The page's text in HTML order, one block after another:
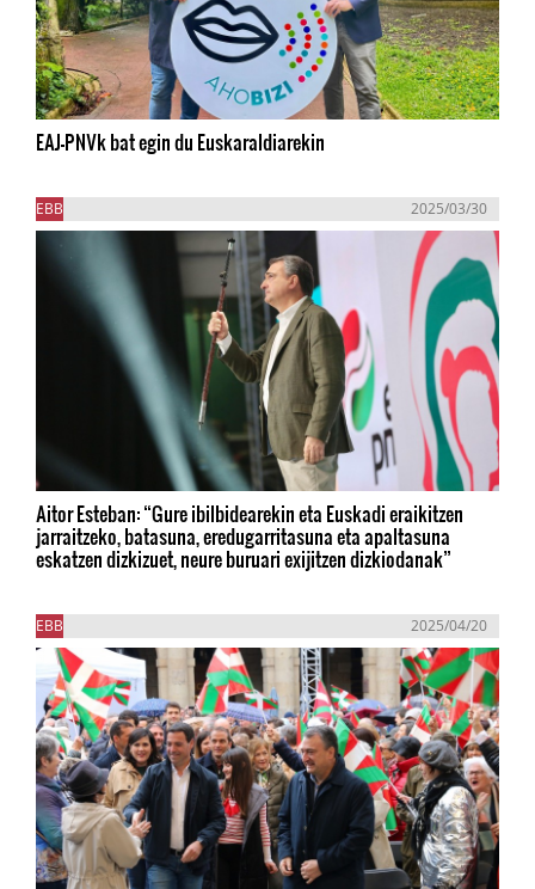
EAJ-PNVk bat egin du Euskaraldiarekin
EBB 2025/03/30
Aitor Esteban: “Gure ibilbidearekin eta Euskadi eraikitzen
jarraitzeko, batasuna, eredugarritasuna eta apaltasuna
eskatzen dizkizuet, neure buruari exijitzen dizkiodanak”
EBB 2025/04/20